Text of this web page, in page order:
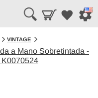
VINTAGE